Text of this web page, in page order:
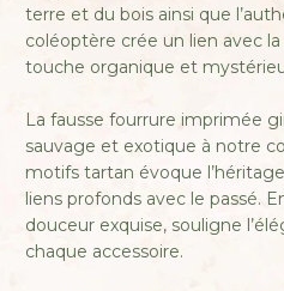
terre et du bois ainsi que
coléoptère crée un lien avec
touche organique et
La fausse fourrure imprimée
sauvage et exotique à notre
motifs tartan évoque
liens profonds avec le passé.
douceur exquise, souligne
chaque accessoire.